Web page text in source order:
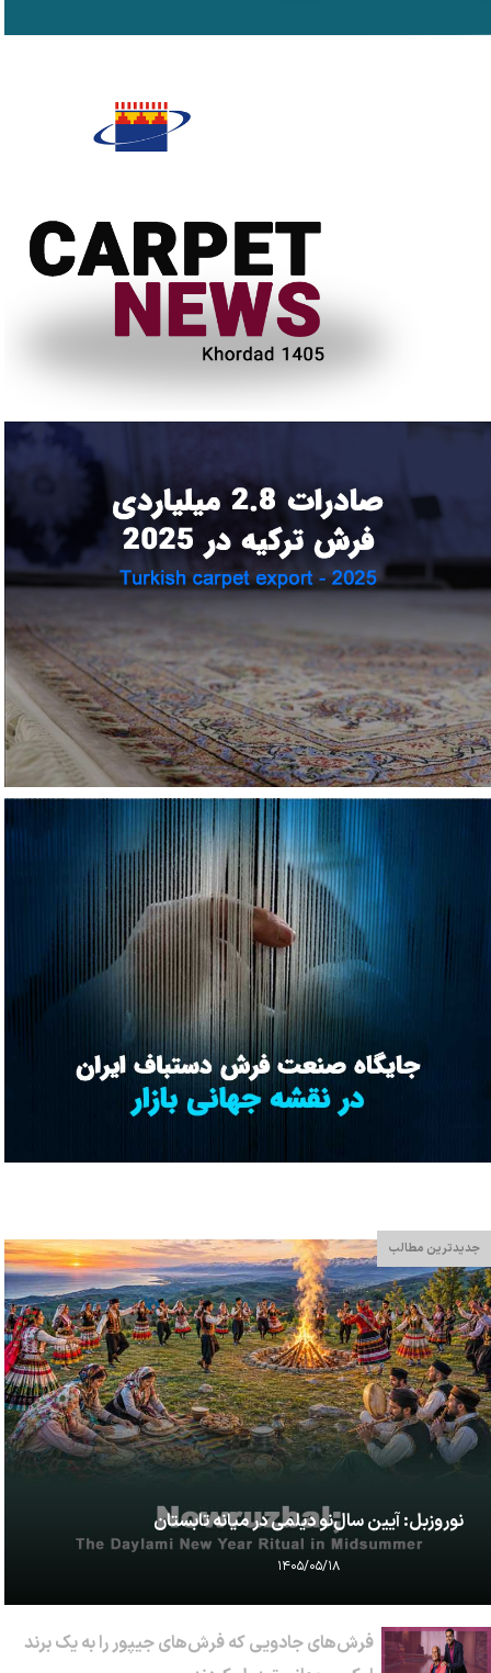
جدیدترین مطالب
نوروزبل: آیین سال‌نو دیلمی در میانه تابستان
۱۴۰۵/۰۵/۱۸
فرش‌های جادویی که فرش‌های جیپور را به یک برند